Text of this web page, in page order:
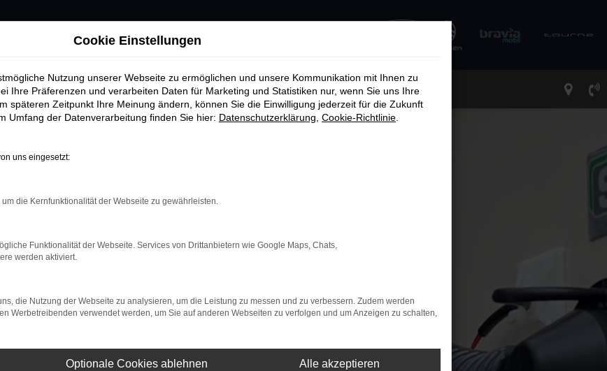
Cookie Einstellungen
Nutzung unserer Webseite zu ermöglichen und unsere Kommunikation mit Ihnen zu
Ihre Präferenzen und verarbeiten Daten für Marketing und Statistiken nur, wenn Sie uns Ihre
späteren Zeitpunkt Ihre Meinung ändern, können Sie die Einwilligung jederzeit für die Zukunft
Umfang der Datenverarbeitung finden Sie hier: Datenschutzerklärung Cookie-Richtlinie
uns eingesetzt:
die Kernfunktionalität der Webseite zu gewährleisten.
Funktionalität der Webseite. Services von Drittanbietern wie Google Maps, Chats,
werden aktiviert.
die Nutzung der Webseite zu analysieren, um die Leistung zu messen und zu verbessern. Zudem werden
Werbetreibenden verwendet werden, um Sie auf anderen Webseiten zu verfolgen und um Anzeigen zu schalten,
Optionale Cookies ablehnen Alle akzeptieren